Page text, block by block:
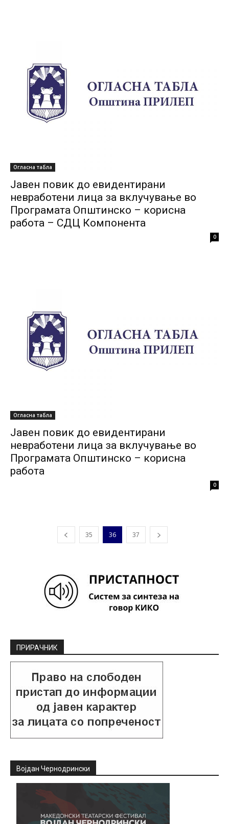
Огласна табла
Јавен повик до евидентирани
невработени лица за вклучување во
Програмата Општинско – корисна
работа – СДЦ Компонента
0
Огласна табла
Јавен повик до евидентирани
невработени лица за вклучување во
Програмата Општинско – корисна
работа
0
35 36 37
ПРИРАЧНИК
Војдан Чернодрински